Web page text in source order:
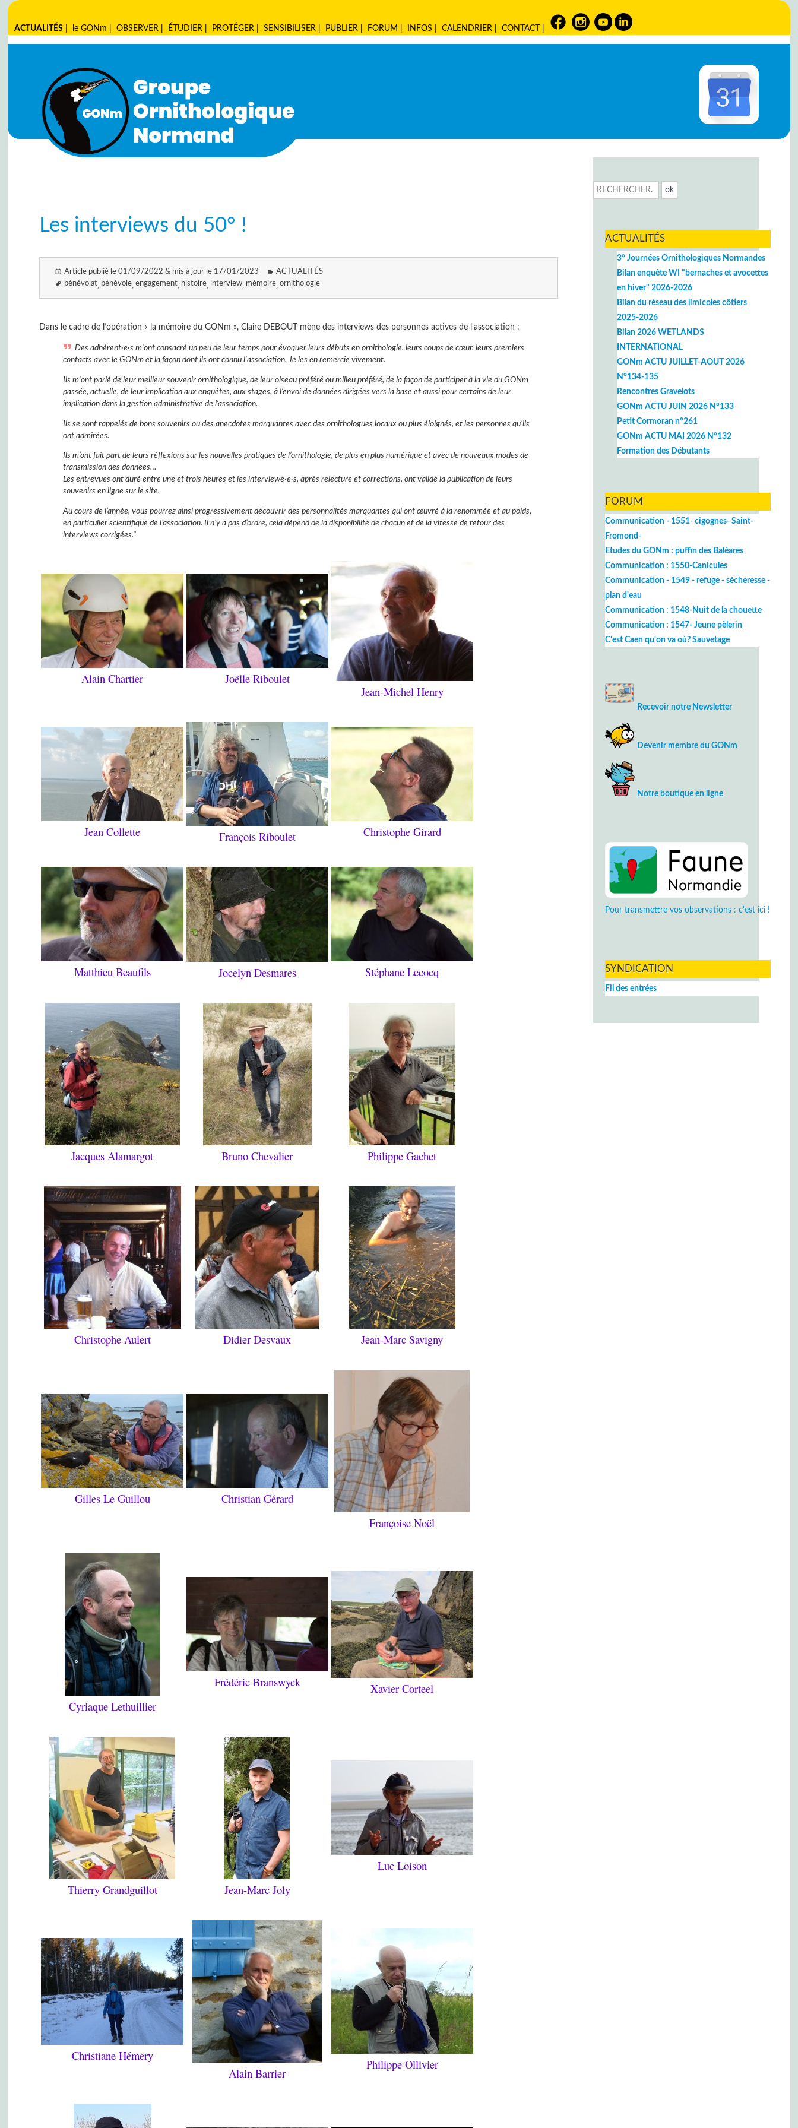
ACTUALITÉS le GONm |OBSERVER ÉTUDIER PROTÉGER |SENSIBILISER PUBLIER FORUM INFOS |CALENDRIER |CONTACT
Les interviews du 50° !
Article publié le 01/09/2022 & mis à jour le 17/01/2023
ACTUALITÉS
bénévolat
bénévole engagement histoire interview mémoire ornithologie
Dans le cadre de l’opération « la mémoire du GONm », Claire DEBOUT mène des interviews des personnes actives de l'association :
Des adhérent·e·s m'ont consacré un peu de leur temps pour évoquer leurs débuts en ornithologie, leurs coups de cœur, leurs premiers
contacts avec le GONm et la façon dont ils ont connu l'association. Je les en remercie vivement.
Ils m'ont parlé de leur meilleur souvenir ornithologique, de leur oiseau préféré ou milieu préféré, de la façon de participer à la vie du GONm
passée, actuelle, de leur implication aux enquêtes, aux stages, à l’envoi de données dirigées vers la base et aussi pour certains de leur
implication dans la gestion administrative de l’association.
Ils se sont rappelés de bons souvenirs ou des anecdotes marquantes avec des ornithologues locaux ou plus éloignés, et les personnes qu’ils
ont admirées.
Ils m’ont fait part de leurs réflexions sur les nouvelles pratiques de l’ornithologie, de plus en plus numérique et avec de nouveaux modes de
transmission des données…
Les entrevues ont duré entre une et trois heures et les interviewé·e·s, après relecture et corrections, ont validé la publication de leurs
souvenirs en ligne sur le site.
Au cours de l’année, vous pourrez ainsi progressivement découvrir des personnalités marquantes qui ont œuvré à la renommée et au poids,
en particulier scientifique de l’association. Il n’y a pas d’ordre, cela dépend de la disponibilité de chacun et de la vitesse de retour des
interviews corrigées."
Alain Chartier
Joëlle Riboulet
Jean-Michel Henry
Jean Collette François Riboulet Christophe Girard
Matthieu Beaufils Jocelyn Desmares Stéphane Lecocq
Jacques Alamargot Bruno Chevalier Philippe Gachet
Christophe Aulert Didier Desvaux Jean-Marc Savigny
Gilles Le Guillou
Christian Gérard
Françoise Noël
Cyriaque Lethuillier
Frédéric Branswyck Xavier Corteel
Thierry Grandguillot Jean-Marc Joly
Luc Loison
Christiane Hémery
Alain Barrier
Philippe Ollivier
ACTUALITÉS
3° Journées Ornithologiques Normandes
Bilan enquête WI "bernaches et avocettes
en hiver" 2026-2026
Bilan du réseau des limicoles côtiers
2025-2026
Bilan 2026 WETLANDS
INTERNATIONAL
GONm ACTU JUILLET-AOUT 2026
N°134-135
Rencontres Gravelots
GONm ACTU JUIN 2026 N°133
Petit Cormoran n°261
GONm ACTU MAI 2026 N°132
Formation des Débutants
FORUM
Communication - 1551- cigognes- Saint-
Fromond-
Etudes du GONm : puffin des Baléares
Communication : 1550-Canicules
Communication - 1549 - refuge - sécheresse -
plan d'eau
Communication : 1548-Nuit de la chouette
Communication : 1547- Jeune pèlerin
C'est Caen qu'on va où? Sauvetage
Recevoir notre Newsletter
Devenir membre du GONm
Notre boutique en ligne
Pour transmettre vos observations : c'est ici !
SYNDICATION
Fil des entrées